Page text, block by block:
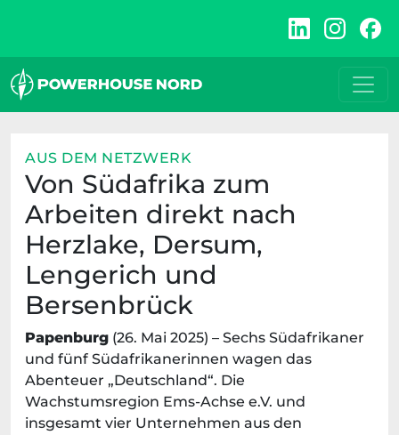
AUS DEM NETZWERK
Von Südafrika zum
Arbeiten direkt nach
Herzlake, Dersum,
Lengerich und
Bersenbrück
Papenburg (26. Mai 2025) – Sechs Südafrikaner
und fünf Südafrikanerinnen wagen das
Abenteuer „Deutschland“. Die
Wachstumsregion Ems-Achse e.V. und
insgesamt vier Unternehmen aus den